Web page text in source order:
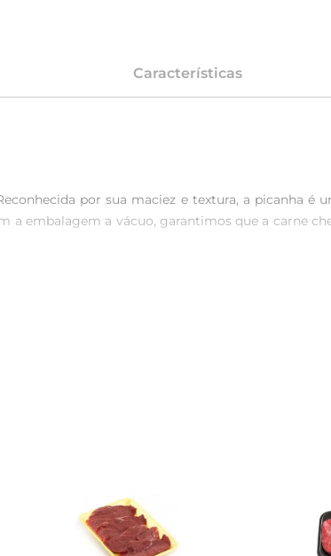
Características
por sua maciez e textura, a picanha é
a embalagem a vácuo, garantimos que a carne
a melhor experiência, recomenda-se conservar
faça isso de forma gradual,